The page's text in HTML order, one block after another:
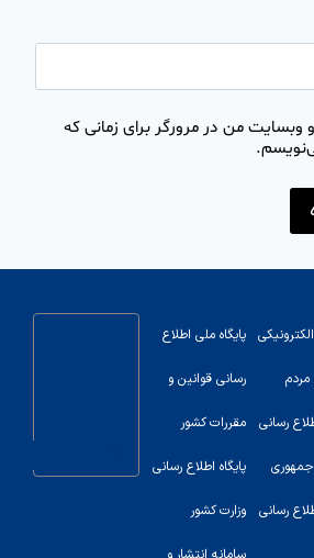
وبسایت من در مرورگر برای زمانی که
رسانی
رسانی
پایگاه ملی اطلاع
رسانی قوانین و
مقررات کشور
پایگاه اطلاع رسانی
وزارت کشور